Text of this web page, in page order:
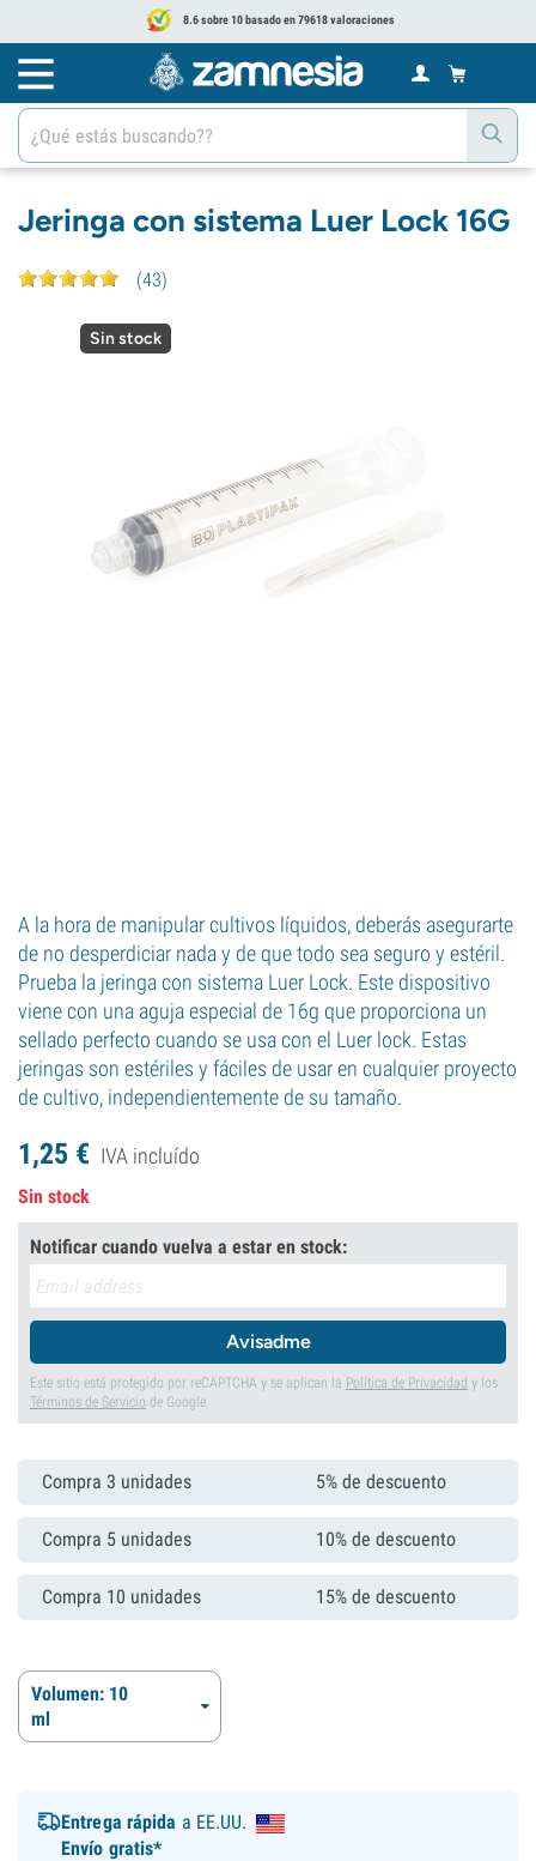
8.6 sobre 10 basado en 79618 valoraciones
Jeringa con sistema Luer Lock 16G
(43)
Sin stock
A la hora de manipular cultivos líquidos, deberás asegurarte
de no desperdiciar nada y de que todo sea seguro y estéril.
Prueba la jeringa con sistema Luer Lock. Este dispositivo
viene con una aguja especial de 16g que proporciona un
sellado perfecto cuando se usa con el Luer lock. Estas
jeringas son estériles y fáciles de usar en cualquier proyecto
de cultivo, independientemente de su tamaño.
1,25 € IVA incluído
Sin stock
Notificar cuando vuelva a estar en stock:
Avisadme
Este sitio está protegido por reCAPTCHA y se aplican la Política de Privacidad y los
Términos de Servicio de Google.
Compra 3 unidades 5% de descuento
Compra 5 unidades 10% de descuento
Compra 10 unidades 15% de descuento
Volumen: 10
ml
Entrega rápida a EE.UU.
Envío gratis*